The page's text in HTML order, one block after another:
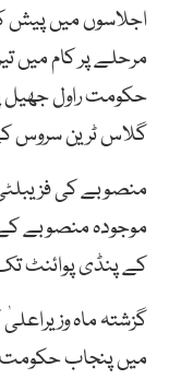
اجلاسوں میں
مرحلے پر کام میں
حکومت راول جھیل
گلاس ٹرین سروس
منصوبے کی
موجودہ منصوبے
کے پنڈی پوائنٹ تک 40 کلو میٹر طویل روٹ پر چلے
گزشتہ ماہ
میں پنجاب